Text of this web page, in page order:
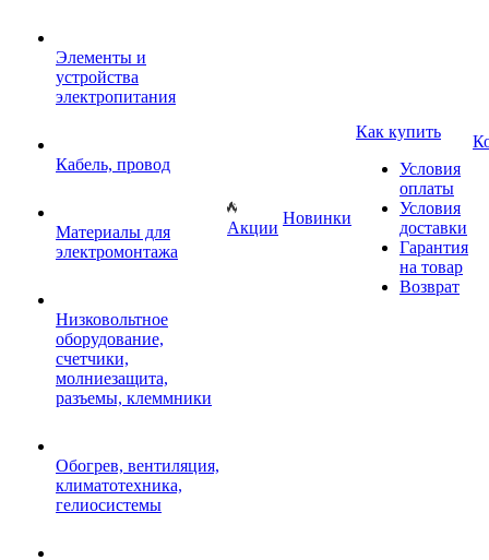
Элементы и
устройства
электропитания
Кабель, провод
Материалы для
электромонтажа
Низковольтное
оборудование,
счетчики,
молниезащита,
разъемы, клеммники
Обогрев, вентиляция,
климатотехника,
гелиосистемы
Акции
Новинки
Как купить
Условия
оплаты
Условия
доставки
Гарантия
на товар
Возврат